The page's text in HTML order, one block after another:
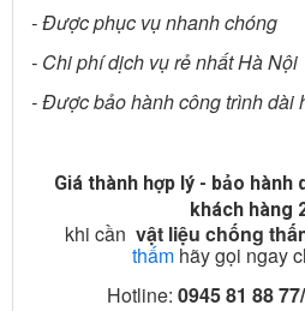
- Được phục vụ nhanh chóng
- Chi phí dịch vụ rẻ nhất Hà Nội
- Được bảo hành công trình dài
Giá thành hợp lý - bảo hành
khách hàng
khi cần vật liệu chống
thấmhãy gọi ngay
Hotline: 0945 81 88